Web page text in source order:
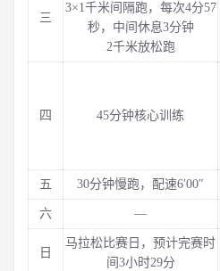
三
3×1千米间隔跑，每次4分57
秒，中间休息3分钟
2千米放松跑
四 45分钟核心训练
五 30分钟慢跑，配速6′00″
六 —
日
马拉松比赛日，预计完赛时
间3小时29分